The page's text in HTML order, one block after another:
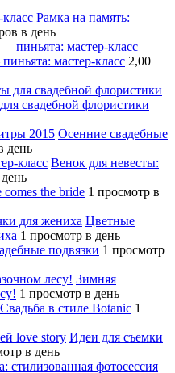
Рамка на память:
в день
мастер-класс 2,00
свадебной флористики
Осенние свадебные
день
Венок для невесты:
comes the bride 1 просмотр в
Цветные
1 просмотр в день
подвязки 1 просмотр
Зимняя
1 просмотр в день
Свадьба в стиле Botanic 1
Идеи для съемки
в день